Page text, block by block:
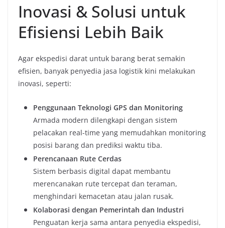
Inovasi & Solusi untuk
Efisiensi Lebih Baik
Agar ekspedisi darat untuk barang berat semakin
efisien, banyak penyedia jasa logistik kini melakukan
inovasi, seperti:
Penggunaan Teknologi GPS dan Monitoring
Armada modern dilengkapi dengan sistem
pelacakan real-time yang memudahkan monitoring
posisi barang dan prediksi waktu tiba.
Perencanaan Rute Cerdas
Sistem berbasis digital dapat membantu
merencanakan rute tercepat dan teraman,
menghindari kemacetan atau jalan rusak.
Kolaborasi dengan Pemerintah dan Industri
Penguatan kerja sama antara penyedia ekspedisi,